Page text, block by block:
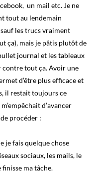
un mail etc. Je ne
tout au lendemain
les trucs vraiment
ça), mais je pâtis plutôt de
journal et les tableaux
contre tout ça. Avoir une
d’être plus efficace et
il restait toujours ce
d’avancer
procéder :
je fais quelque chose
sociaux, les mails, le
finisse ma tâche.